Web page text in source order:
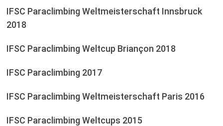
IFSC Paraclimbing Weltmeisterschaft Innsbruck
2018
IFSC Paraclimbing Weltcup Briançon 2018
IFSC Paraclimbing 2017
IFSC Paraclimbing Weltmeisterschaft Paris 2016
IFSC Paraclimbing Weltcups 2015